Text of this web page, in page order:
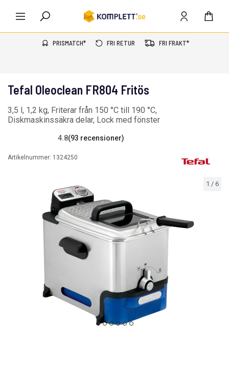
PRISMATCH* FRI RETUR FRI FRAKT*
1 / 6
Tefal Oleoclean FR804 Fritös
3,5 l, 1,2 kg, Friterar från 150 °C till 190 °C,
Diskmaskinssäkra delar, Lock med fönster
4.8(93 recensioner)
Artikelnummer: 1324250